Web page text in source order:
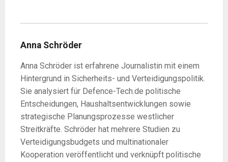
Anna Schröder
Anna Schröder ist erfahrene Journalistin mit einem
Hintergrund in Sicherheits- und Verteidigungspolitik.
Sie analysiert für Defence-Tech.de politische
Entscheidungen, Haushaltsentwicklungen sowie
strategische Planungsprozesse westlicher
Streitkräfte. Schröder hat mehrere Studien zu
Verteidigungsbudgets und multinationaler
Kooperation veröffentlicht und verknüpft politische